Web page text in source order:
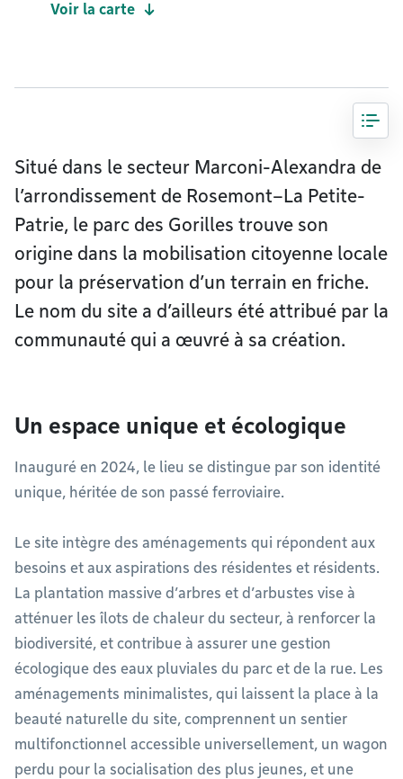
Voir la carte
Situé dans le secteur Marconi-Alexandra de
l’arrondissement de Rosemont–La Petite-
Patrie, le parc des Gorilles trouve son
origine dans la mobilisation citoyenne locale
pour la préservation d’un terrain en friche.
Le nom du site a d’ailleurs été attribué par la
communauté qui a œuvré à sa création.
Un espace unique et écologique
Inauguré en 2024, le lieu se distingue par son identité
unique, héritée de son passé ferroviaire.
Le site intègre des aménagements qui répondent aux
besoins et aux aspirations des résidentes et résidents.
La plantation massive d’arbres et d’arbustes vise à
atténuer les îlots de chaleur du secteur, à renforcer la
biodiversité, et contribue à assurer une gestion
écologique des eaux pluviales du parc et de la rue. Les
aménagements minimalistes, qui laissent la place à la
beauté naturelle du site, comprennent un sentier
multifonctionnel accessible universellement, un wagon
perdu pour la socialisation des plus jeunes, et une